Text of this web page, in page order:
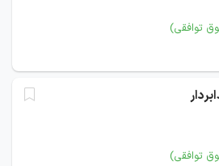
توافقی)
توافقی)